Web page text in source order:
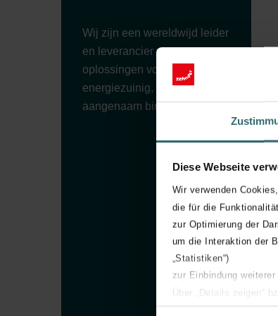
Diese Webseite
Wir verwenden Cookies,
die für die
zur Optimierung der
um die Interaktion der
„Statistiken“)
zur Einbindung
Über „Details zeigen“
Wij zijn een wereldwijd leider
en leverancier van
oplossingen voor een
energiezuinig, gezond en
aangenaam binnenklimaat.